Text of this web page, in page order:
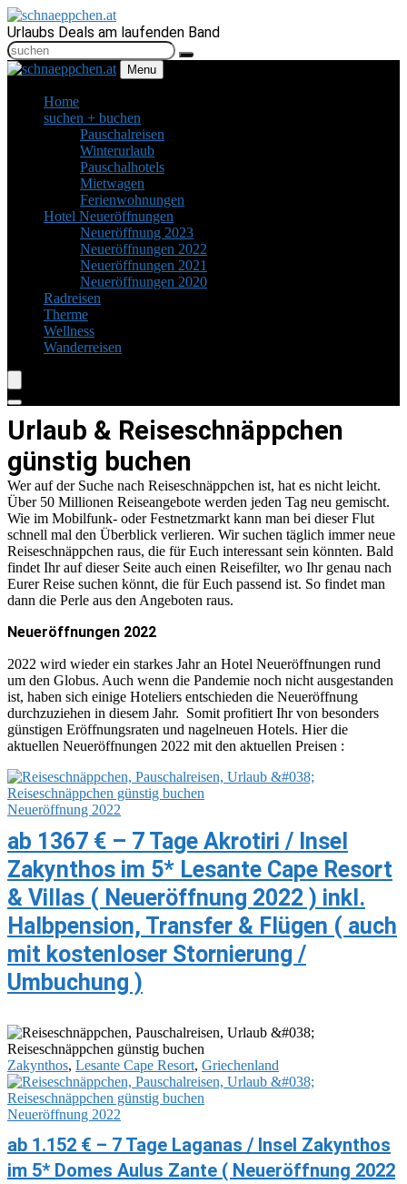
Urlaubs Deals am laufenden Band
Menu
Home
suchen + buchen
Pauschalreisen
Winterurlaub
Pauschalhotels
Mietwagen
Ferienwohnungen
Hotel Neueröffnungen
Neueröffnung 2023
Neueröffnungen 2022
Neueröffnungen 2021
Neueröffnungen 2020
Radreisen
Therme
Wellness
Wanderreisen
Urlaub & Reiseschnäppchen
günstig buchen
Wer auf der Suche nach Reiseschnäppchen ist, hat es nicht leicht.
Über 50 Millionen Reiseangebote werden jeden Tag neu gemischt.
Wie im Mobilfunk- oder Festnetzmarkt kann man bei dieser Flut
schnell mal den Überblick verlieren. Wir suchen täglich immer neue
Reiseschnäppchen raus, die für Euch interessant sein könnten. Bald
findet Ihr auf dieser Seite auch einen Reisefilter, wo Ihr genau nach
Eurer Reise suchen könnt, die für Euch passend ist. So findet man
dann die Perle aus den Angeboten raus.
Neueröffnungen 2022
2022 wird wieder ein starkes Jahr an Hotel Neueröffnungen rund
um den Globus. Auch wenn die Pandemie noch nicht ausgestanden
ist, haben sich einige Hoteliers entschieden die Neueröffnung
durchzuziehen in diesem Jahr. Somit profitiert Ihr von besonders
günstigen Eröffnungsraten und nagelneuen Hotels. Hier die
aktuellen Neueröffnungen 2022 mit den aktuellen Preisen :
Neueröffnung 2022
ab 1367 € – 7 Tage Akrotiri / Insel
Zakynthos im 5* Lesante Cape Resort
& Villas ( Neueröffnung 2022 ) inkl.
Halbpension, Transfer & Flügen ( auch
mit kostenloser Stornierung /
Umbuchung )
Zakynthos, Lesante Cape Resort, Griechenland
Neueröffnung 2022
ab 1.152 € – 7 Tage Laganas / Insel Zakynthos
im 5* Domes Aulus Zante ( Neueröffnung 2022